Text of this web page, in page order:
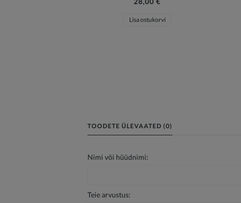
Lisa ostukorvi
TOODETE ÜLEVAATED (0)
Nimi või hüüdnimi:
Teie arvustus: